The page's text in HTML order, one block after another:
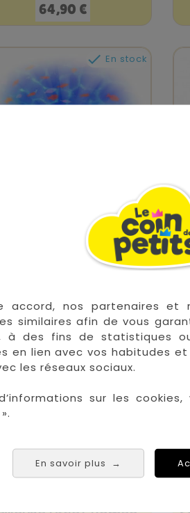
accord, nos partenaires et
similaires afin de vous
à des fins de statistiques
en lien avec vos habitudes
les réseaux sociaux.
sur les
En savoir plus →
Prix
64,90 €
 En stock
Dynamique Effet
Aquatique...
En stock